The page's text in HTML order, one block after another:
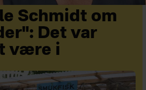
Schmidt om
Det var
være i